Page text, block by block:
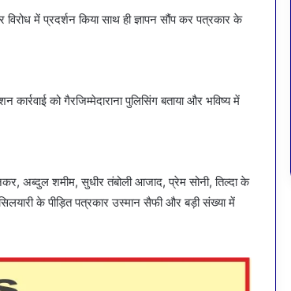
में प्रदर्शन किया साथ ही ज्ञापन सौंप कर पत्रकार के
को गैरजिम्मेदाराना पुलिसिंग बताया और भविष्य में
अब्दुल शमीम, सुधीर तंबोली आजाद, प्रेम सोनी, तिल्दा के
के पीड़ित पत्रकार उस्मान सैफी और बड़ी संख्या में